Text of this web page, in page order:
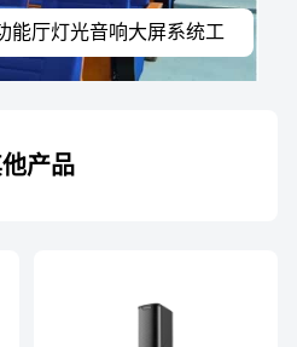
能厅灯光音响大屏系统工
产品